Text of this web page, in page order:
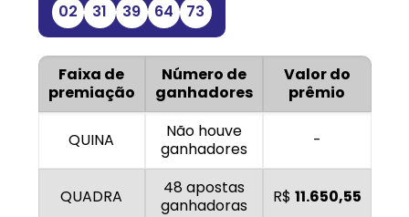
02 31 39 64 73
Faixa de
premiação
Número de
ganhadores
Valor do
prêmio
QUINA
Não houve
ganhadores
-
QUADRA
48 apostas
ganhadoras
R$ 11.650,55